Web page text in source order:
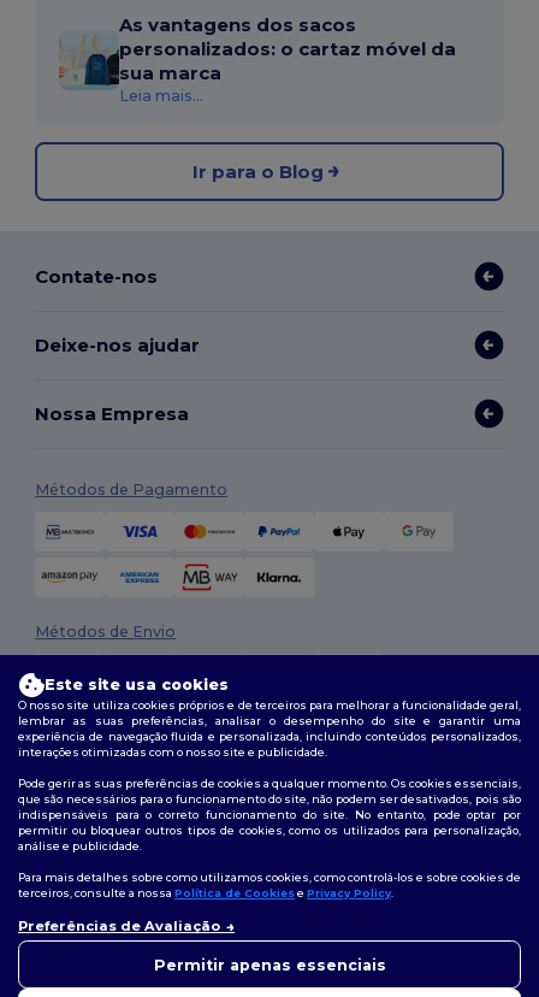
As vantagens dos sacos
personalizados: o cartaz móvel da
sua marca
Leia mais...
Ir para o Blog
Contate-nos
Deixe-nos ajudar
Nossa Empresa
Métodos de Pagamento
Métodos de Envio
2026. Todos os direitos reservados
Termos e Condições|Política de personalização
|Política de cookies|Mapa do Site
Siga-nos
Este site usa cookies
O nosso site utiliza cookies próprios e de terceiros para melhorar a funcionalidade geral,
lembrar as suas preferências, analisar o desempenho do site e garantir uma
experiência de navegação fluida e personalizada, incluindo conteúdos personalizados,
interações otimizadas com o nosso site e publicidade.
Pode gerir as suas preferências de cookies a qualquer momento. Os cookies essenciais,
que são necessários para o funcionamento do site, não podem ser desativados, pois são
indispensáveis para o correto funcionamento do site. No entanto, pode optar por
permitir ou bloquear outros tipos de cookies, como os utilizados para personalização,
análise e publicidade.
Para mais detalhes sobre como utilizamos cookies, como controlá-los e sobre cookies de
terceiros, consulte a nossa Política de Cookiese Privacy Policy.
Preferências de Avaliação
Permitir apenas essenciais
questão, pode contactar-nos a